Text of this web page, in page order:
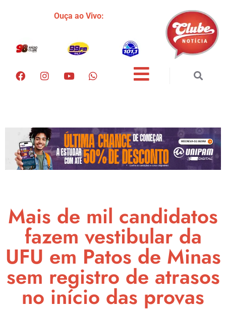
Ouça ao Vivo:
Mais de mil candidatos
fazem vestibular da
UFU em Patos de Minas
sem registro de atrasos
no início das provas